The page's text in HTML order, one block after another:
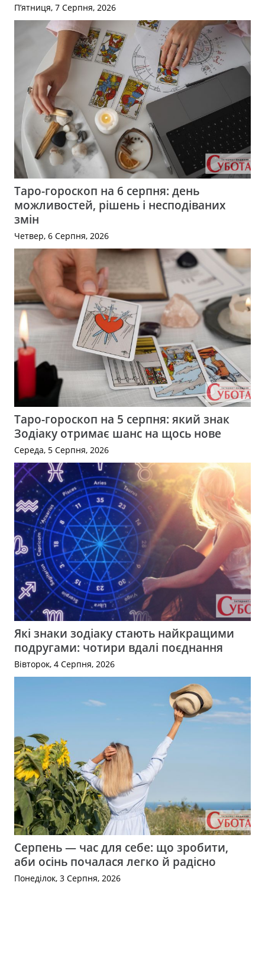
П’ятниця, 7 Серпня, 2026
Таро-гороскоп на 6 серпня: день
можливостей, рішень і несподіваних
змін
Четвер, 6 Серпня, 2026
Таро-гороскоп на 5 серпня: який знак
Зодіаку отримає шанс на щось нове
Середа, 5 Серпня, 2026
Які знаки зодіаку стають найкращими
подругами: чотири вдалі поєднання
Вівторок, 4 Серпня, 2026
Серпень — час для себе: що зробити,
аби осінь почалася легко й радісно
Понеділок, 3 Серпня, 2026